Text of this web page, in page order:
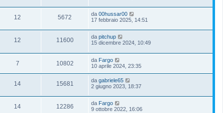
12 5672 da 00hussar00
17 febbraio 2025, 14:51
12 11600 da pitchup
15 dicembre 2024, 10:49
7 10802 da Fargo
10 aprile 2024, 23:35
14 15681 da gabriele65
2 giugno 2023, 18:37
14 12286 da Fargo
9 ottobre 2022, 16:06